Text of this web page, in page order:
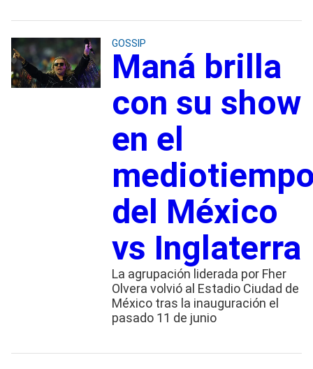
GOSSIP
Maná brilla
con su show
en el
del México
vs Inglaterra
La agrupación liderada por Fher
Olvera volvió al Estadio Ciudad de
México tras la inauguración el
pasado 11 de junio